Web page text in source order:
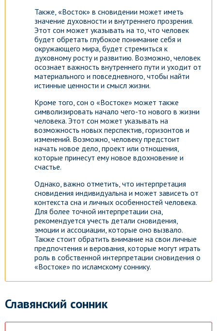
Также, «Восток» в сновидении может иметь
значение духовности и внутреннего прозрения.
Этот сон может указывать на то, что человек
будет обретать глубокое понимание себя и
окружающего мира, будет стремиться к
духовному росту и развитию. Возможно, человек
осознает важность внутреннего пути и уходит от
материального и повседневного, чтобы найти
истинные ценности и смысл жизни.
Кроме того, сон о «Востоке» может также
символизировать начало чего-то нового в жизни
человека. Этот сон может указывать на
возможность новых перспектив, горизонтов и
изменений. Возможно, человеку предстоит
начать новое дело, проект или отношения,
которые принесут ему новое вдохновение и
счастье.
Однако, важно отметить, что интерпретация
сновидения индивидуальна и может зависеть от
контекста сна и личных особенностей человека.
Для более точной интерпретации сна,
рекомендуется учесть детали сновидения,
эмоции и ассоциации, которые оно вызвало.
Также стоит обратить внимание на свои личные
предпочтения и верования, которые могут играть
роль в собственной интерпретации сновидения о
«Востоке» по исламскому соннику.
Славянский сонник